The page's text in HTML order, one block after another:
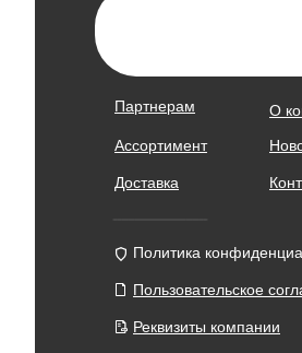
Политика
Реквизиты компании
Пользовательское
Партнерам О
Доставка
Ассортимент